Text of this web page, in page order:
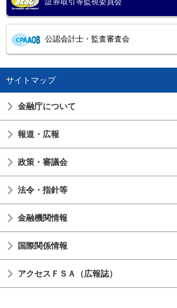
公認会計士・監査審査会
サイトマップ
金融庁について
報道・広報
政策・審議会
法令・指針等
金融機関情報
国際関係情報
アクセスＦＳＡ（広報誌）